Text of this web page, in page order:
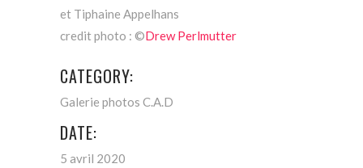
et Tiphaine Appelhans
credit photo : ©Drew Perlmutter
CATEGORY:
Galerie photos C.A.D
DATE:
5 avril 2020